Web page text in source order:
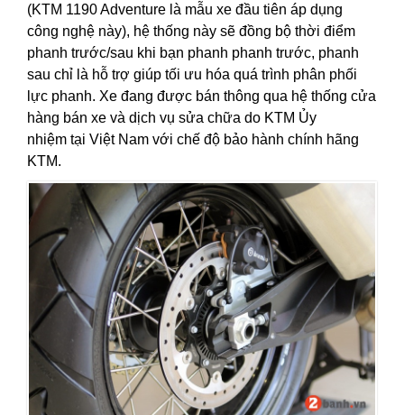
(KTM 1190 Adventure là mẫu xe đầu tiên áp dụng
công nghệ này), hệ thống này sẽ đồng bộ thời điểm
phanh trước/sau khi bạn phanh phanh trước, phanh
sau chỉ là hỗ trợ giúp tối ưu hóa quá trình phân phối
lực phanh. Xe đang được bán thông qua hệ thống cửa
hàng bán xe và dịch vụ sửa chữa do KTM Ủy
nhiệm tại Việt Nam với chế độ bảo hành chính hãng
KTM.